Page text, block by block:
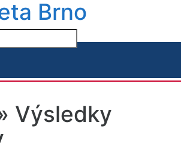
Brno
Výsledky